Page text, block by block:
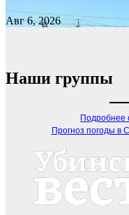
Авг 6, 2026
Наши группы
Подробнее
Прогноз погоды в